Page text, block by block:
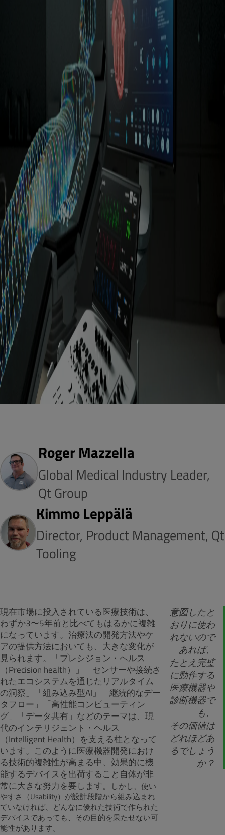
Roger Mazzella
Global Medical Industry Leader,
Qt Group
Kimmo Leppälä
Director, Product Management, Qt
Tooling
現在市場に投入されている医療技術は、
わずか3〜5年前と比べてもはるかに複雑
になっています。治療法の開発方法やケ
アの提供方法においても、大きな変化が
見られます。「プレシジョン・ヘルス
（Precision health）」「センサーや接続さ
れたエコシステムを通じたリアルタイム
の洞察」「組み込み型AI」「継続的なデー
タフロー」「高性能コンピューティン
グ」「データ共有」などのテーマは、現
代のイ ンテリジェント・ヘルス
（Intelligent Health） を支える柱となって
います。 このように医療機器開発におけ
る技術的複雑性が高まる中、効果的に機
能するデバイスを出荷すること自体が非
常に大きな努力を要します。
しかし、使い
やすさ（Usability）が設計段階から組み込まれ
ていなければ、どんなに優れた技術で作られた
デバイスであっても、その目的を果たせない可
能性があります。
意図したと
おりに使わ
れないので
あれば、
たとえ完璧
に動作する
医療機器や
診断機器で
も、
その価値は
どれほどあ
るでしょう
か？